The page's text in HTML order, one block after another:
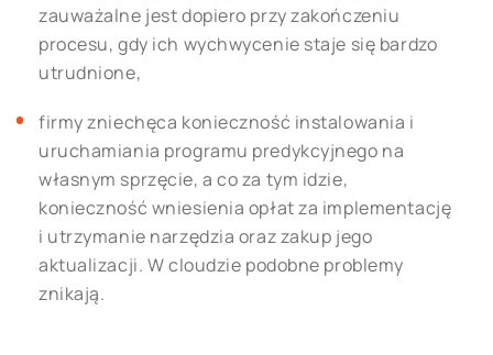
zauważalne jest dopiero przy zakończeniu
procesu, gdy ich wychwycenie staje się bardzo
utrudnione,
firmy zniechęca konieczność instalowania i
uruchamiania programu predykcyjnego na
własnym sprzęcie, a co za tym idzie,
konieczność wniesienia opłat za implementację
i utrzymanie narzędzia oraz zakup jego
aktualizacji. W cloudzie podobne problemy
znikają.